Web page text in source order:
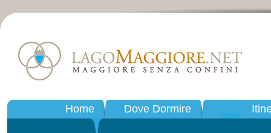
Home Dove Dormire